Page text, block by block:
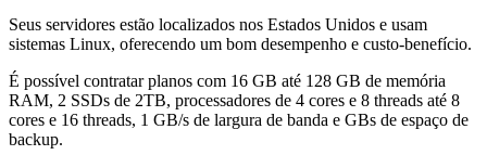
Seus servidores estão localizados nos Estados Unidos e usam
sistemas Linux, oferecendo um bom desempenho e custo-benefício.
É possível contratar planos com 16 GB até 128 GB de memória
RAM, 2 SSDs de 2TB, processadores de 4 cores e 8 threads até 8
cores e 16 threads, 1 GB/s de largura de banda e GBs de espaço de
backup.